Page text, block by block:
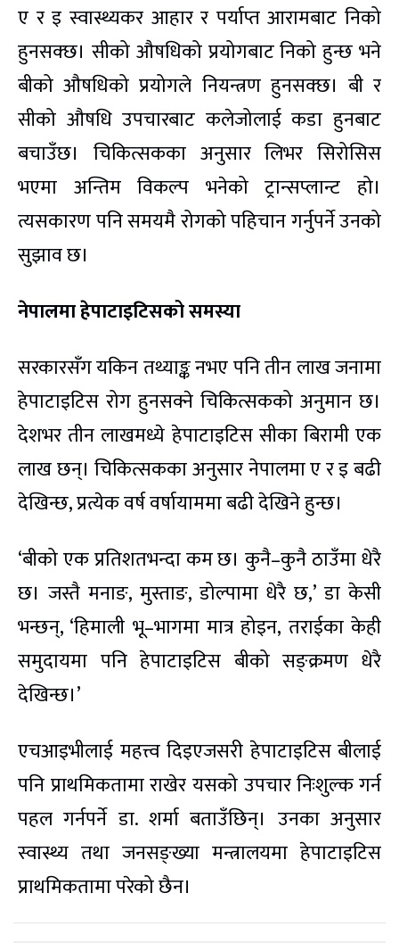
ए र इ स्वास्थ्यकर आहार र पर्याप्त आरामबाट निको
हुनसक्छ। सीको औषधिको प्रयोगबाट निको हुन्छ भने
बीको औषधिको प्रयोगले नियन्त्रण हुनसक्छ। बी र
सीको औषधि उपचारबाट कलेजोलाई कडा हुनबाट
बचाउँछ। चिकित्सकका अनुसार लिभर सिरोसिस
भएमा अन्तिम विकल्प भनेको ट्रान्सप्लान्ट हो।
त्यसकारण पनि समयमै रोगको पहिचान गर्नुपर्ने उनको
सुझाव छ।
नेपालमा हेपाटाइटिसको समस्या
सरकारसँग यकिन तथ्याङ्क नभए पनि तीन लाख जनामा
हेपाटाइटिस रोग हुनसक्ने चिकित्सकको अनुमान छ।
देशभर तीन लाखमध्ये हेपाटाइटिस सीका बिरामी एक
लाख छन्। चिकित्सकका अनुसार नेपालमा ए र इ बढी
देखिन्छ, प्रत्येक वर्ष वर्षायाममा बढी देखिने हुन्छ।
‘बीको एक प्रतिशतभन्दा कम छ। कुनै–कुनै ठाउँमा धेरै
छ। जस्तै मनाङ, मुस्ताङ, डोल्पामा धेरै छ,’ डा केसी
भन्छन्, ‘हिमाली भू–भागमा मात्र होइन, तराईका केही
समुदायमा पनि हेपाटाइटिस बीको सङ्क्रमण धेरै
देखिन्छ।’
एचआइभीलाई महत्त्व दिइएजसरी हेपाटाइटिस बीलाई
पनि प्राथमिकतामा राखेर यसको उपचार निःशुल्क गर्न
पहल गर्नपर्ने डा. शर्मा बताउँछिन्। उनका अनुसार
स्वास्थ्य तथा जनसङ्ख्या मन्त्रालयमा हेपाटाइटिस
प्राथमिकतामा परेको छैन।